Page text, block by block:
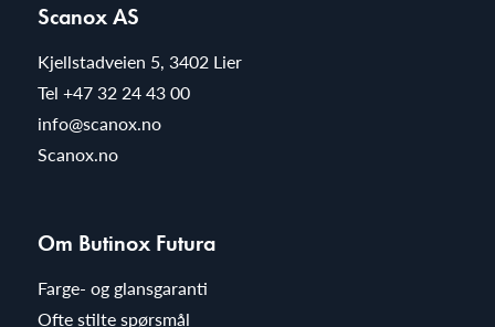
Scanox AS
Kjellstadveien 5, 3402 Lier
Tel +47 32 24 43 00
info@scanox.no
Scanox.no
Om Butinox Futura
Farge- og glansgaranti
Ofte stilte spørsmål